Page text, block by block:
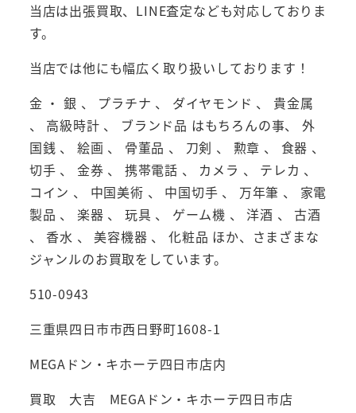
当店は出張買取、LINE査定なども対応しておりま
す。
当店では他にも幅広く取り扱いしております！
金 ・ 銀 、 プラチナ 、 ダイヤモンド 、 貴金属
、 高級時計 、 ブランド品 はもちろんの事、 外
国銭 、 絵画 、 骨董品 、 刀剣 、 勲章 、 食器 、
切手 、 金券 、 携帯電話 、 カメラ 、 テレカ 、
コイン 、 中国美術 、 中国切手 、 万年筆 、 家電
製品 、 楽器 、 玩具 、 ゲーム機 、 洋酒 、 古酒
、 香水 、 美容機器 、 化粧品 ほか、さまざまな
ジャンルのお買取をしています。
510-0943
三重県四日市市西日野町1608-1
MEGAドン・キホーテ四日市店内
買取 大吉 MEGAドン・キホーテ四日市店